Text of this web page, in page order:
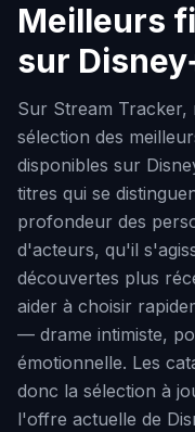
Meilleurs
sur
Sur Stream Tracker,
sélection des
disponibles sur
titres qui se
profondeur des
d'acteurs, qu'il
découvertes plus
aider à choisir
— drame intimiste,
émotionnelle. Les
donc la sélection à
l'offre actuelle de